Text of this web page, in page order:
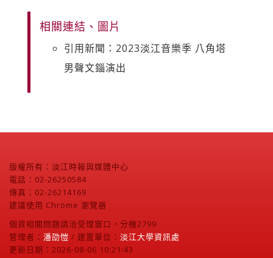
相關連結、圖片
引用新聞：2023淡江音樂季 八角塔
男聲文錙演出
版權所有：淡江時報與媒體中心
電話：02-26250584
傳真：02-26214169
建議使用 Chrome 瀏覽器
個資相關問題請洽受理窗口，分機2799
管理者： 潘劭愷 / 建置單位： 淡江大學資訊處
更新日期：2026-08-06 10:21:43